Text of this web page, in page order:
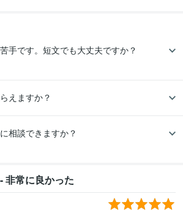
手です。短文でも大丈夫ですか？
相談できますか？
非常に良かった